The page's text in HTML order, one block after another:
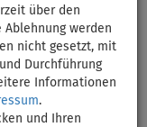
über den
werden
nicht gesetzt, mit
Durchführung
Informationen
.
und Ihren